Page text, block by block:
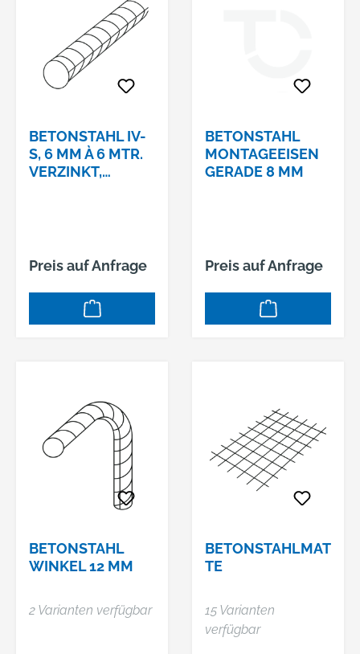
BETONSTAHL IV-
S, 6 MM À 6 MTR.
VERZINKT,
Preis auf Anfrage
BETONSTAHL
MONTAGEEISEN
GERADE 8 MM
Preis auf Anfrage
BETONSTAHL
WINKEL 12 MM
2 Varianten verfügbar
BETONSTAHLMAT
TE
15 Varianten
verfügbar